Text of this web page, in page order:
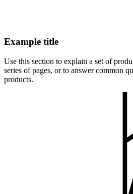
Example title
Use this section to explain a set of
series of pages, or to answer common
products.